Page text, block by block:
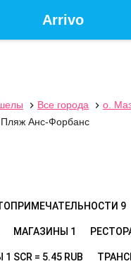
Arrivo
 Все города  о.
Пляж Анс-Форбанс
9
МАГАЗИНЫ 1
1 SCR = 5.45 RUB